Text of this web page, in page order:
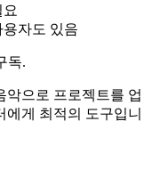
자도 있음
독.
악으로 프로젝트를 업
게 최적의 도구입니